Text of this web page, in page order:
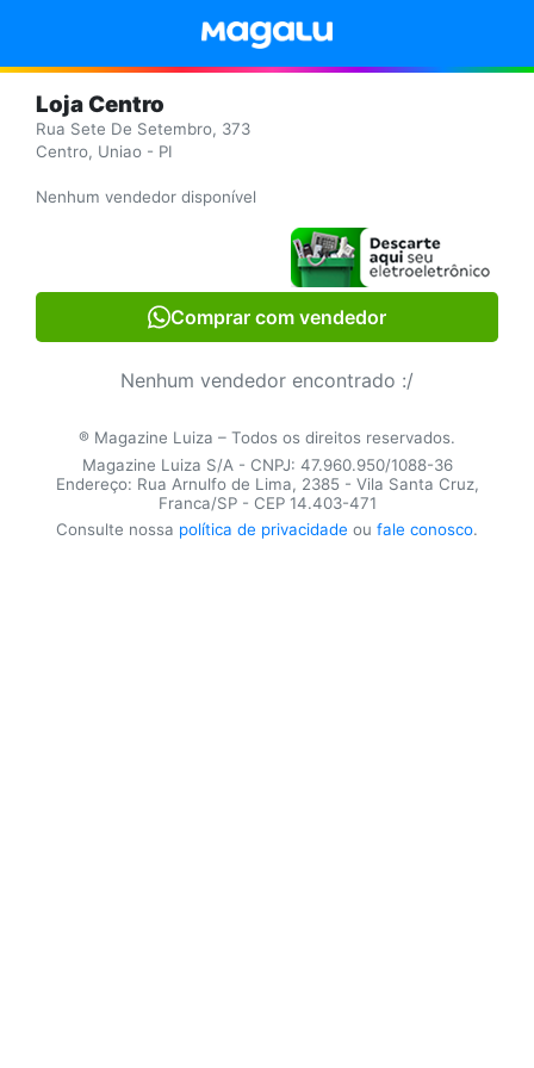
Loja Centro
Rua Sete De Setembro, 373
Centro, Uniao - PI
Nenhum vendedor disponível
Comprar com vendedor
Nenhum vendedor encontrado :/
® Magazine Luiza – Todos os direitos reservados.
Magazine Luiza S/A - CNPJ: 47.960.950/1088-36
Endereço: Rua Arnulfo de Lima, 2385 - Vila Santa Cruz,
Franca/SP - CEP 14.403-471
Consulte nossa política de privacidade ou fale conosco.